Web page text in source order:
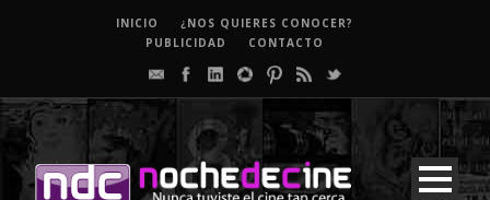
INICIO
¿NOS QUIERES CONOCER?
PUBLICIDAD
CONTACTO